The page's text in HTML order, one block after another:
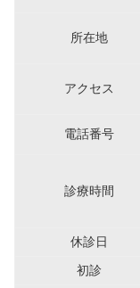
所在地
アクセス
電話番号
診療時間
休診日
初診